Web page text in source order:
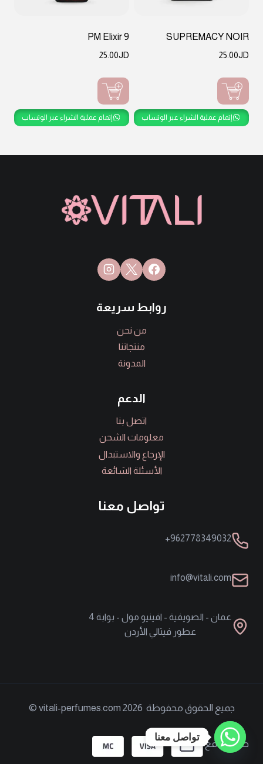
SUPREMACY NOIR
JD
25.00
إتمام عملية الشراء عبر الوتساب
9 PM Elixir
JD
25.00
إتمام عملية الشراء عبر الوتساب
روابط سريعة
من نحن
منتجاتنا
المدونة
الدعم
اتصل بنا
معلومات الشحن
الإرجاع والاستبدال
الأسئلة الشائعة
تواصل معنا
962778349032+
info@vitali.com
عمان - الصويفية - افينيو مول - بوابة 4
عطور فيتالي الأردن
جميع الحقوق محفوظة vitali-perfumes.com 2026 ©
طرق الدفع:
تواصل معنا